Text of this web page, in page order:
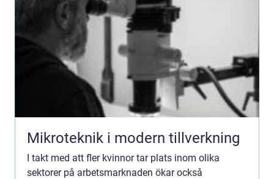
Mikroteknik i modern tillverkning
I takt med att fler kvinnor tar plats inom olika
sektorer på arbetsmarknaden ökar också